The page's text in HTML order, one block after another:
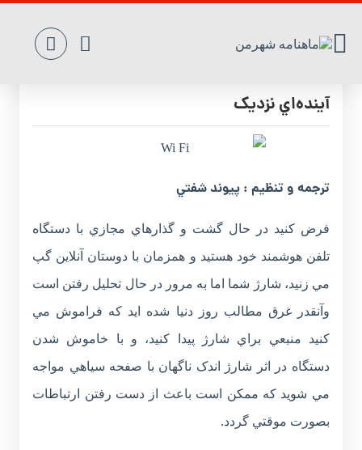
شارژ تلفن‌هاي ‌هوشمند با امواج ‌واي ‌فاي ‌در
آينده‌اي ‌نزديک
ترجمه و تنظيم : پيوند شفتي
فرض کنيد در حال گشت و گذارهاي مجازي با دستگاه
تلفن هوشمند خود هستيد و همزمان با دوستان آنلاين گپ
مي زنيد، شارژ شما اما به مرور در حال تحليل رفتن است
وآنقدر غرق مطالب روز دنيا شده ايد که فراموش مي
کنيد منبعي براي شارژ پيدا کنيد، و با خاموش شدن
دستگاه در اثر شارژ اندک ناگهان با صفحه سياهي مواجه
مي شويد که ممکن است باعث از دست رفتن ارتباطات
بصورت موقتي گردد.